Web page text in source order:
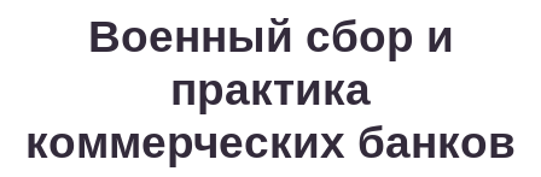
Военный сбор и
практика
коммерческих банков